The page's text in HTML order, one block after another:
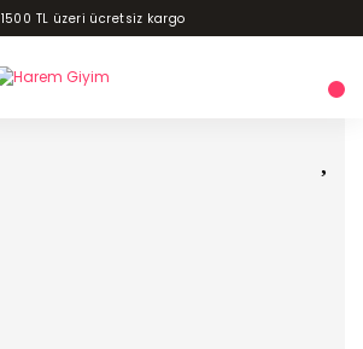
1500 TL üzeri ücretsiz kargo